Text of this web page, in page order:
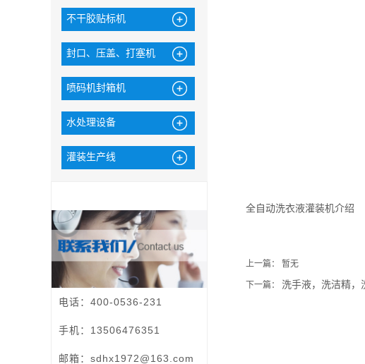
酱类灌装机
大桶水 / 瓶装水灌装机
不干胶贴标机
封口、压盖、打塞机
喷码机封箱机
水处理设备
灌装生产线
电话：400-0536-231
手机：13506476351
邮箱：sdhx1972@163.com
全自动洗衣液灌装机介绍
上一篇： 暂无
下一篇： 洗手液，洗洁精，